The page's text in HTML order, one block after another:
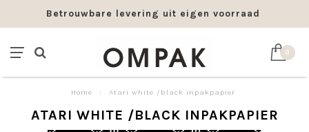
Betrouwbare levering uit eigen voorraad
0
Home Atari white /black inpakpapier
ATARI WHITE /BLACK INPAKPAPIER